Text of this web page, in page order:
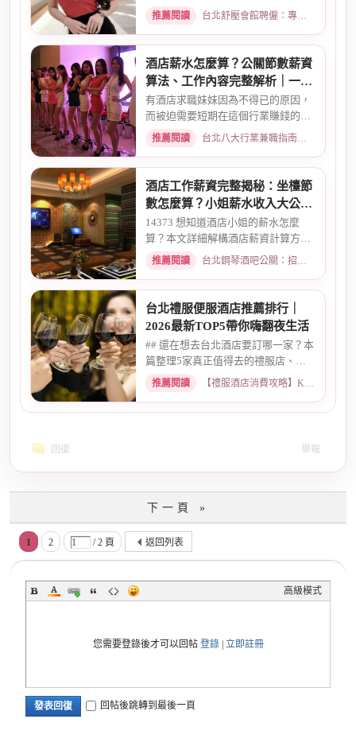
兼職/八大廣告/林森北路KTV酒...
推薦閱讀 台北舒壓會館聘僱：專業按摩師職缺與職涯規劃 · 2026-01-07
酒店薪水怎麼算？公關節數薪資
算法、工作內容完整解析｜一次
搞懂收入結構
有酒店求職妹妹因為不得已的原因，
而被迫需要短期在這個行業賺錢的時
候而環境又你文章提到的那麼...
推薦閱讀 台北八大行業兼職指南：熱門職缺與求職須知 · 2026-02-13
酒店工作薪資完整揭秘：坐檯節
數怎麼算？小姐薪水收入大公開
｜2026最新
14373 想知道酒店小姐的薪水怎麼
算？本文詳細解構酒店薪資計算方
式，從「坐檯節數」的基本概念、...
推薦閱讀 台北鋼琴酒吧公關：招募條件與工作環境介紹 · 2026-03-09
台北禮服便服酒店推薦排行｜
2026最新TOP5帶你嗨翻夜生活
## 還在想去台北酒店要訂哪一家？本
篇整理5家真正值得去的禮服店、便
服店，從氣氛、小姐素質、消...
推薦閱讀 【禮服酒店消費攻略】KTV喝酒娛樂、價格試算 · 2026-05-08
回復 舉報
下一頁 »
1 2 / 2 頁 返回列表
高級模式
您需要登錄後才可以回帖 登錄| 立即註冊
發表回復 回帖後跳轉到最後一頁